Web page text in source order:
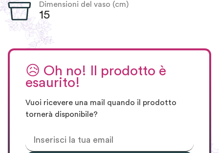
Dimensioni del vaso (cm)
15
😥 Oh no! Il prodotto è
esaurito!
Vuoi ricevere una mail quando il prodotto
tornerà disponibile?